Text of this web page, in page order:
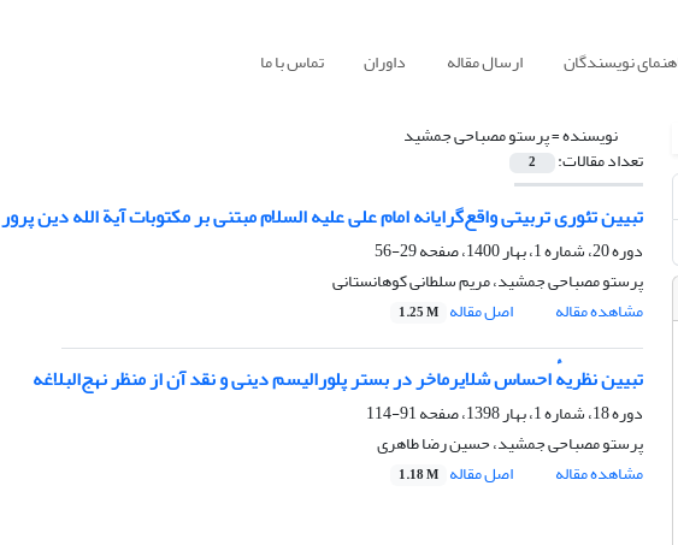
نویسندگان ارسال مقاله داوران تماس با ما
نویسنده =پرستو مصباحی جمشید
تعداد مقالات: 2
تبیین تئوری تربیتی واقع‌گرایانه امام علی علیه السلام مبتنی بر مکتوبات آیة الله دین پرور
دوره 20، شماره 1، بهار 1400، صفحه
29-56
پرستو مصباحی جمشید، مریم سلطانی کوهانستانی
مشاهده مقاله
اصل مقاله 1.25 M
تبیین نظریهٔ احساس شلایرماخر در بستر پلورالیسم دینی و نقد آن از منظر نهج‌البلاغه
دوره 18، شماره 1، بهار 1398، صفحه
91-114
پرستو مصباحی جمشید، حسین رضا طاهری
مشاهده مقاله
اصل مقاله 1.18 M